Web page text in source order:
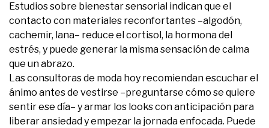
Estudios sobre bienestar sensorial indican que el
contacto con materiales reconfortantes –algodón,
cachemir, lana– reduce el cortisol, la hormona del
estrés, y puede generar la misma sensación de calma
que un abrazo.
Las consultoras de moda hoy recomiendan escuchar el
ánimo antes de vestirse –preguntarse cómo se quiere
sentir ese día– y armar los looks con anticipación para
liberar ansiedad y empezar la jornada enfocada. Puede